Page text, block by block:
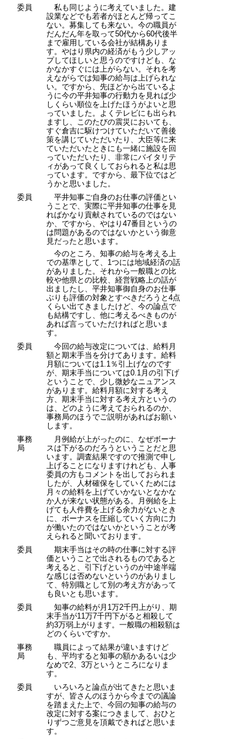
委員
私も同じように考えていました。建
設業などでも若者がほとんど帰ってこ
ない。募集しても来ない。今の職員が
だんだん年を取って50代から60代後半
まで雇用している会社が結構ありま
す。やはり県内の経済がもう少しアッ
プしてほしいと思うのですけども、な
かなかすぐには上がらない。それを考
えながらでは知事の給与は上げられな
い。ですから、先ほどから出ているよ
うに今の平井知事の行動力を見れば少
しくらい順位を上げたほうがよいと思
っていました。よくテレビにも出られ
ますし、このたびの震災においても、
すぐ倉吉に駆けつけていただいて善後
策を講じていただいたり、大臣等に来
ていただいたときにも一緒に施設を回
っていただいたり、非常にバイタリテ
ィがあって良くしておられると私は思
っています。ですから、最下位ではど
うかと思いました。
委員
平井知事ご自身のお仕事の評価とい
うことで、実際に平井知事の仕事を見
ればかなり貢献されているのではない
か、ですから、やはり47番目というの
は問題があるのではないかという御意
見だったと思います。
今のところ、知事の給与を考える上
での基準として、1つには地域経済の話
がありました。それから一般職との比
較や他県との比較、経営戦略上の話が
出ましたし、平井知事御自身のお仕事
ぶりも評価の対象とすべきだろうと4点
くらい出てきましたけど、今の論点で
も結構ですし、他に考えるべきものが
あれば言っていただければと思いま
す。
委員
今回の給与改定については、給料月
額と期末手当を分けてあります。給料
月額については1.1％引上げなのです
が、期末手当については0.1月の引下げ
ということで、少し微妙なニュアンス
があります。給料月額に対する考え
方、期末手当に対する考え方というの
は、どのように考えておられるのか、
事務局のほうでご説明があればお願い
します。
事務
局
月例給が上がったのに、なぜボーナ
スは下がるのだろうということだと思
います。調査結果ですので推測で申し
上げることになりますけれども、人事
委員の方もコメントを出しておられま
したが、人材確保をしていくためには
月々の給料を上げていかないとなかな
か人が来ない状態がある。月例給を上
げても人件費を上げる余力がないとき
に、ボーナスを圧縮していく方向に力
が働いたのではないかということが考
えられると聞いております。
委員
期末手当はその時の仕事に対する評
価ということで出されるものであると
考えると、引下げというのが中途半端
な感じは否めないというのがありまし
て、特別職として別の考え方があって
も良いとも思います。
委員
知事の給料が月1万2千円上がり、期
末手当が11万7千円下がると相殺して
約3万弱上がります。一般職の相殺額は
どのくらいですか。
事務
局
職員によって結果が違いますけど
も、平均すると知事の額かあるいは少
なめで2、3万というところになりま
す。
委員
いろいろと論点が出てきたと思いま
すが、皆さんのほうから今までの議論
を踏まえた上で、今回の知事の給与の
改定に対する案につきまして、おひと
りずつご意見を頂戴できればと思いま
す。